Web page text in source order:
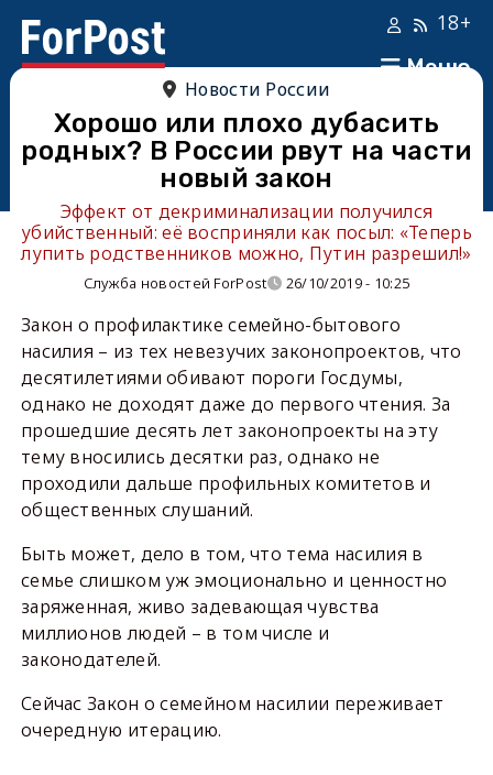
Меню
18+
Новости России
Хорошо или плохо дубасить
родных? В России рвут на части
новый закон
Эффект от декриминализации получился
убийственный: её восприняли как посыл: «Теперь
лупить родственников можно, Путин разрешил!»
Служба новостей ForPost 26/10/2019 - 10:25
Закон о профилактике семейно-бытового
насилия – из тех невезучих законопроектов, что
десятилетиями обивают пороги Госдумы,
однако не доходят даже до первого чтения. За
прошедшие десять лет законопроекты на эту
тему вносились десятки раз, однако не
проходили дальше профильных комитетов и
общественных слушаний.
Быть может, дело в том, что тема насилия в
семье слишком уж эмоционально и ценностно
заряженная, живо задевающая чувства
миллионов людей – в том числе и
законодателей.
Сейчас Закон о семейном насилии переживает
очередную итерацию.